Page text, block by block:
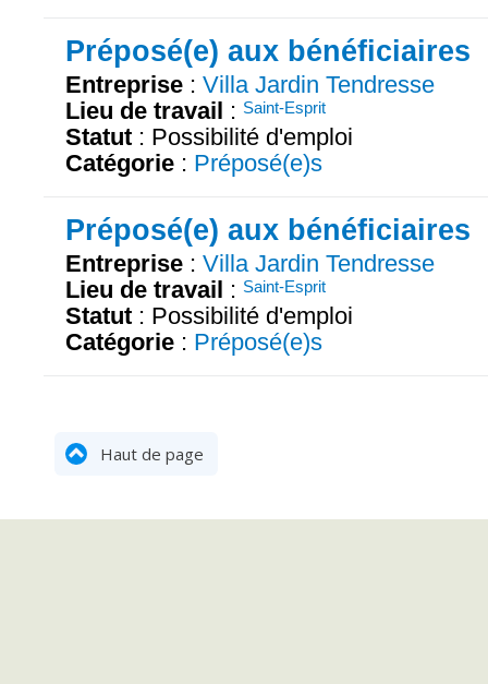
Préposé(e) aux bénéficiaires
Entreprise : Villa Jardin Tendresse
Lieu de travail : Saint-Esprit
Statut : Possibilité d'emploi
Catégorie : Préposé(e)s
Préposé(e) aux bénéficiaires
Entreprise : Villa Jardin Tendresse
Lieu de travail : Saint-Esprit
Statut : Possibilité d'emploi
Catégorie : Préposé(e)s
Haut de page